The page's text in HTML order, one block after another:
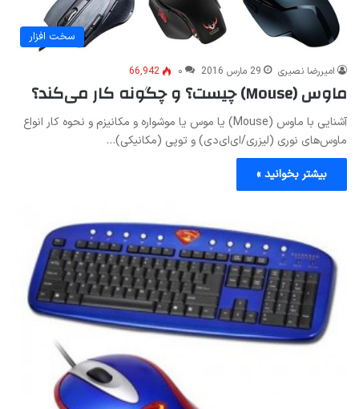
سخت افزار
امیررضا نصیری 29 مارس 2016 ۰ 66,942
ماوس (Mouse) چیست؟ و چگونه کار می‌کند؟
آشنایی با ماوس (Mouse) یا موس یا موشواره و مکانیزم و نحوه کار انواع
ماوس‌های نوری (لیزری/ای‌ای‌دی) و توپی (مکانیکی)…
بیشتر بخوانید »